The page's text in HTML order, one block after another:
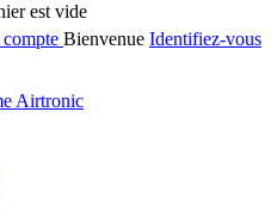
est vide
Bienvenue Identifiez-vous
Airtronic